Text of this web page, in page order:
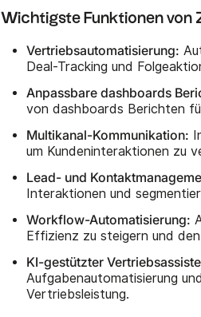
Wichtigste Funktionen von
Vertriebsautomatisierung:
Deal-Tracking und
Anpassbare dashboards
von dashboards Berichten
Multikanal-Kommunikation:
um Kundeninteraktionen zu
Lead- und
Interaktionen und
Workflow-Automatisierung:
Effizienz zu steigern und
KI-gestützter
Aufgabenautomatisierung
Vertriebsleistung.